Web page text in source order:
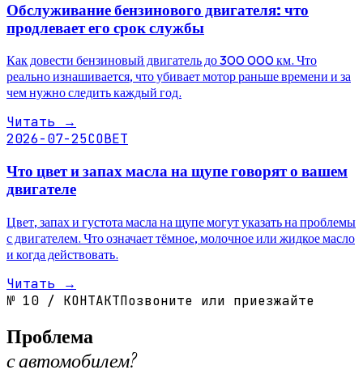
Обслуживание бензинового двигателя: что
продлевает его срок службы
Как довести бензиновый двигатель до 300 000 км. Что
реально изнашивается, что убивает мотор раньше времени и за
чем нужно следить каждый год.
Читать →
2026-07-25СОВЕТ
Что цвет и запах масла на щупе говорят о вашем
двигателе
Цвет, запах и густота масла на щупе могут указать на проблемы
с двигателем. Что означает тёмное, молочное или жидкое масло
и когда действовать.
Читать →
№ 10 / КОНТАКТПозвоните или приезжайте
Проблема
с автомобилем?